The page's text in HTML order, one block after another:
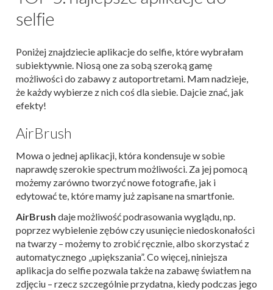
selfie
Poniżej znajdziecie aplikacje do selfie, które wybrałam
subiektywnie. Niosą one za sobą szeroką gamę
możliwości do zabawy z autoportretami. Mam nadzieje,
że każdy wybierze z nich coś dla siebie. Dajcie znać, jak
efekty!
AirBrush
Mowa o jednej aplikacji, która kondensuje w sobie
naprawdę szerokie spectrum możliwości. Za jej pomocą
możemy zarówno tworzyć nowe fotografie, jak i
edytować te, które mamy już zapisane na smartfonie.
AirBrush daje możliwość podrasowania wyglądu, np.
poprzez wybielenie zębów czy usunięcie niedoskonałości
na twarzy – możemy to zrobić ręcznie, albo skorzystać z
automatycznego „upiększania”. Co więcej, niniejsza
aplikacja do selfie pozwala także na zabawę światłem na
zdjęciu – rzecz szczególnie przydatna, kiedy podczas jego